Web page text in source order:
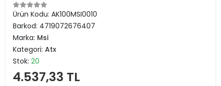
Ürün Kodu: AK100MSI0010
Barkod: 4719072676407
Marka: Msi
Kategori: Atx
Stok: 20
4.537,33 TL